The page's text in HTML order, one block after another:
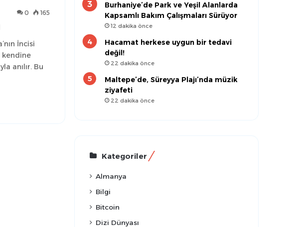
0 165
İncisi
kendine
anılır. Bu
Burhaniye’de Park ve Yeşil Alanlarda
Kapsamlı Bakım Çalışmaları Sürüyor
12 dakika önce
Hacamat herkese uygun bir tedavi
değil!
22 dakika önce
Maltepe’de, Süreyya Plajı’nda müzik
ziyafeti
22 dakika önce
Kategoriler
Almanya
Bilgi
Bitcoin
Dizi Dünyası